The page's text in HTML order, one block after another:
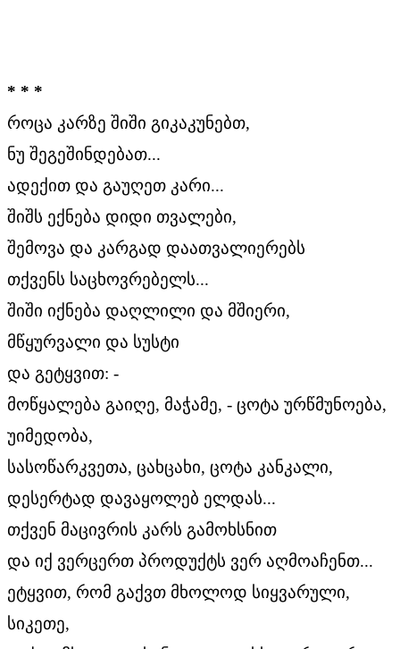
* * *
როცა კარზე შიში გიკაკუნებთ,
ნუ შეგეშინდებათ...
ადექით და გაუღეთ კარი...
შიშს ექნება დიდი თვალები,
შემოვა და კარგად დაათვალიერებს
თქვენს საცხოვრებელს...
შიში იქნება დაღლილი და მშიერი,
მწყურვალი და სუსტი
და გეტყვით: -
მოწყალება გაიღე, მაჭამე, - ცოტა ურწმუნოება,
უიმედობა,
სასოწარკვეთა, ცახცახი, ცოტა კანკალი,
დესერტად დავაყოლებ ელდას...
თქვენ მაცივრის კარს გამოხსნით
და იქ ვერცერთ პროდუქტს ვერ აღმოაჩენთ...
ეტყვით, რომ გაქვთ მხოლოდ სიყვარული,
სიკეთე,